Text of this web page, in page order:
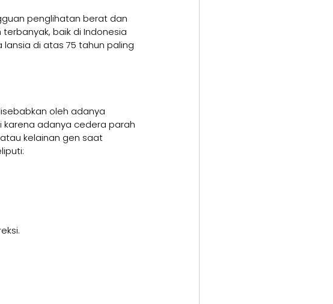
penglihatan berat dan
baik di Indonesia
di atas 75 tahun paling
oleh adanya
adanya cedera parah
kelainan gen saat